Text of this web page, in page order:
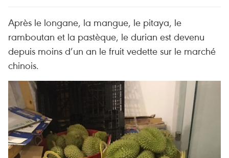
Après le longane, la mangue, le pitaya, le
ramboutan et la pastèque, le durian est devenu
depuis moins d’un an le fruit vedette sur le marché
chinois.